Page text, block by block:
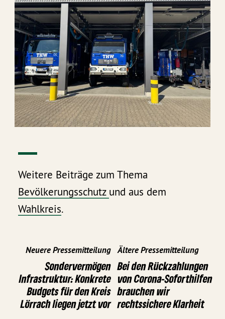
Weitere Beiträge zum Thema
Bevölkerungsschutz und aus dem
Wahlkreis.
Neuere Pressemitteilung
Sondervermögen
Infrastruktur: Konkrete
Budgets für den Kreis
Lörrach liegen jetzt vor
Ältere Pressemitteilung
Bei den Rückzahlungen
von Corona-Soforthilfen
brauchen wir
rechtssichere Klarheit